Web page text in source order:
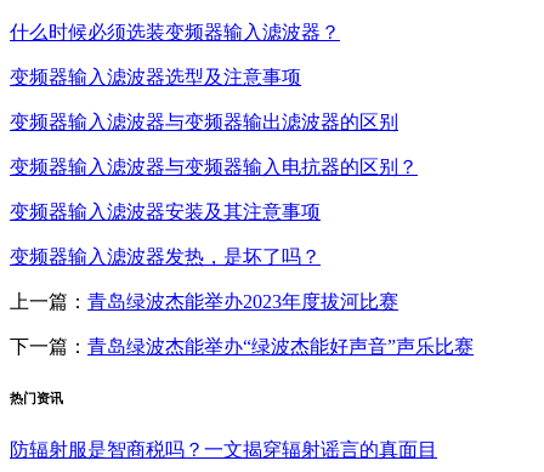
什么时候必须选装变频器输入滤波器？
变频器输入滤波器选型及注意事项
变频器输入滤波器与变频器输出滤波器的区别
变频器输入滤波器与变频器输入电抗器的区别？
变频器输入滤波器安装及其注意事项
变频器输入滤波器发热，是坏了吗？
上一篇： 青岛绿波杰能举办2023年度拔河比赛
下一篇： 青岛绿波杰能举办“绿波杰能好声音”声乐比赛
热门资讯
防辐射服是智商税吗？一文揭穿辐射谣言的真面目